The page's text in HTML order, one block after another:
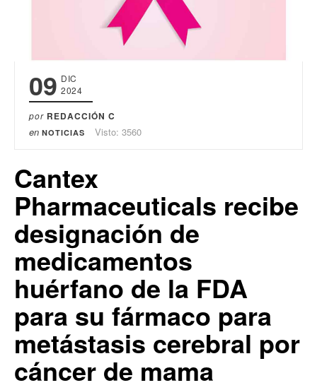
09 DIC
2024
por REDACCIÓN C
en NOTICIAS Visto: 3560
Cantex
Pharmaceuticals recibe
designación de
medicamentos
huérfano de la FDA
para su fármaco para
metástasis cerebral por
cáncer de mama